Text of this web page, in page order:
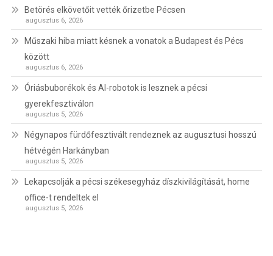
Betörés elkövetőit vették őrizetbe Pécsen
augusztus 6, 2026
Műszaki hiba miatt késnek a vonatok a Budapest és Pécs
között
augusztus 6, 2026
Óriásbuborékok és AI-robotok is lesznek a pécsi
gyerekfesztiválon
augusztus 5, 2026
Négynapos fürdőfesztivált rendeznek az augusztusi hosszú
hétvégén Harkányban
augusztus 5, 2026
Lekapcsolják a pécsi székesegyház díszkivilágítását, home
office-t rendeltek el
augusztus 5, 2026